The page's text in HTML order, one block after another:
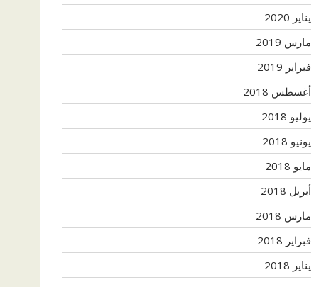
يناير 2020
مارس 2019
فبراير 2019
أغسطس 2018
يوليو 2018
يونيو 2018
مايو 2018
أبريل 2018
مارس 2018
فبراير 2018
يناير 2018